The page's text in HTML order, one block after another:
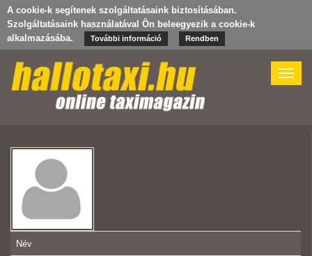
A cookie-k segítenek szolgáltatásaink biztosításában.
Szolgáltatásaink használatával Ön beleegyezik a cookie-k
alkalmazásába.
További információ Rendben
Toggle
Név